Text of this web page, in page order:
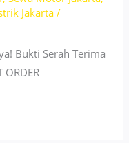
Jakarta/
Bukti Serah Terima
ORDER